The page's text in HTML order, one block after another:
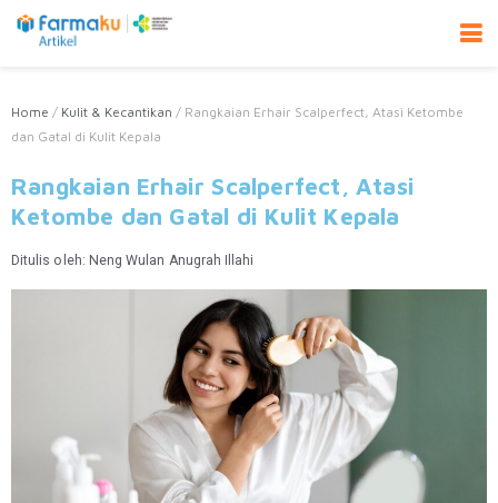
Home / Kulit & Kecantikan / Rangkaian Erhair Scalperfect, Atasi Ketombe
dan Gatal di Kulit Kepala
Rangkaian Erhair Scalperfect, Atasi
Ketombe dan Gatal di Kulit Kepala
Ditulis oleh: Neng Wulan Anugrah Illahi